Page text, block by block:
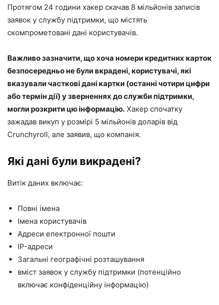
Протягом 24 години хакер скачав 8 мільйонів записів
заявок у службу підтримки, що містять
скомпрометовані дані користувачів.
Важливо зазначити, що хоча номери кредитних карток
безпосередньо не були вкрадені, користувачі, які
вказували часткові дані картки (останні чотири цифри
або термін дії) у зверненнях до служби підтримки,
могли розкрити цю інформацію. Хакер спочатку
зажадав викуп у розмірі 5 мільйонів доларів від
Crunchyroll, але заявив, що компанія.
Які дані були викрадені?
Витік даних включає:
Повні імена
Імена користувачів
Адреси електронної пошти
IP-адреси
Загальні географічні розташування
вміст заявок у службу підтримки (потенційно
включає конфіденційну інформацію)